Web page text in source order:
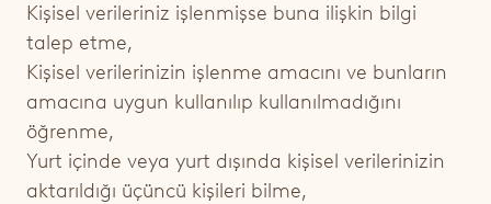
Kişisel verileriniz işlenmişse buna ilişkin bilgi
talep etme,
Kişisel verilerinizin işlenme amacını ve bunların
amacına uygun kullanılıp kullanılmadığını
öğrenme,
Yurt içinde veya yurt dışında kişisel verilerinizin
aktarıldığı üçüncü kişileri bilme,